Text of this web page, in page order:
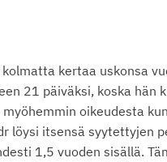
kertaa uskonsa
21 päiväksi, koska hän
oikeudesta
löysi itsensä syytettyjen
1,5 vuoden sisällä.